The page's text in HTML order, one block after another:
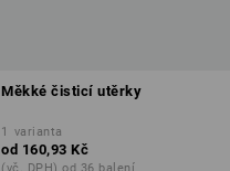
Měkké čisticí utěrky
1 varianta
od 160,93 Kč